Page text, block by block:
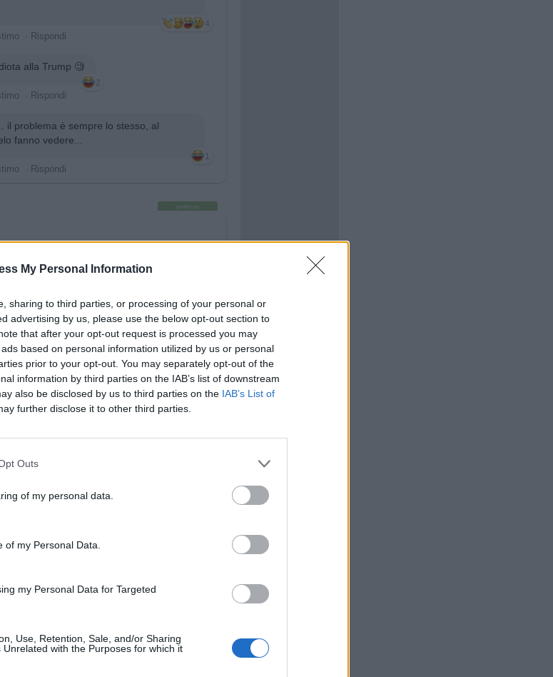
My Personal Information
sharing to third parties, or processing of your personal or
advertising by us, please use the below opt-out section to
that after your opt-out request is processed you may
based on personal information utilized by us or personal
prior to your opt-out. You may separately opt-out of the
information by third parties on the IAB’s list of downstream
also be disclosed by us to third parties on the IAB’s List of
further disclose it to other third parties.
Outs
of my personal data.
my Personal Data.
my Personal Data for Targeted
Use, Retention, Sale, and/or Sharing
with the Purposes for which it
4
Rispondi
alla Trump 🧐
2
Rispondi
... il problema è sempre lo stesso, al
fanno vedere...
1
Rispondi
pubblicità
9